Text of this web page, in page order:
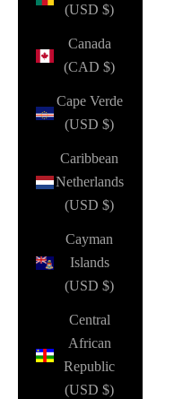
(USD $)
Canada
(CAD $)
Cape Verde
(USD $)
Caribbean
Netherlands
(USD $)
Cayman
Islands
(USD $)
Central
African
Republic
(USD $)